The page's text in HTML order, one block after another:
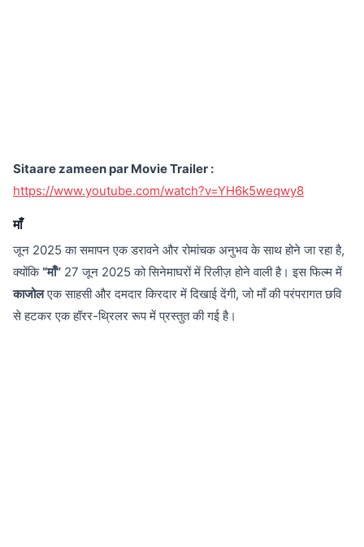
Sitaare zameen par Movie Trailer :
https://www.youtube.com/watch?v=YH6k5weqwy8
माँ
जून 2025 का समापन एक डरावने और रोमांचक अनुभव के साथ होने जा रहा है,
क्योंकि“माँ” 27 जून 2025 को सिनेमाघरों में रिलीज़ होने वाली है। इस फिल्म में
काजोलएक साहसी और दमदार किरदार में दिखाई देंगी, जो माँ की परंपरागत छवि
से हटकर एक हॉरर-थ्रिलर रूप में प्रस्तुत की गई है।